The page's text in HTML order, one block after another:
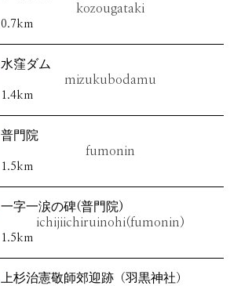
kozougataki
0.7km
水窪ダム
mizukubodamu
1.4km
普門院
fumonin
1.5km
一字一涙の碑(普門院)
ichijiichiruinohi(fumonin)
1.5km
上杉治憲敬師郊迎跡（羽黒神社）